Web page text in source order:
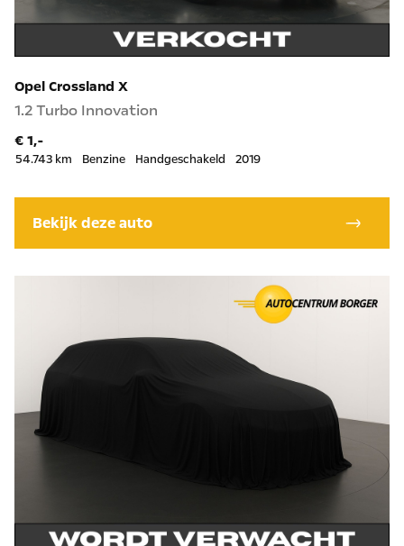
Opel Crossland X
1.2 Turbo Innovation
€ 1,-
54.743 km Benzine Handgeschakeld 2019
Bekijk deze auto